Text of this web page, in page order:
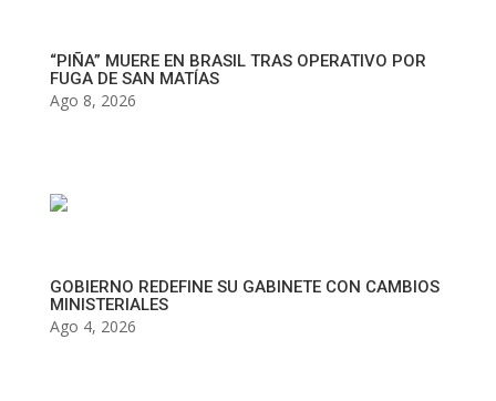
“PIÑA” MUERE EN BRASIL TRAS OPERATIVO POR
FUGA DE SAN MATÍAS
Ago 8, 2026
GOBIERNO REDEFINE SU GABINETE CON CAMBIOS
MINISTERIALES
Ago 4, 2026